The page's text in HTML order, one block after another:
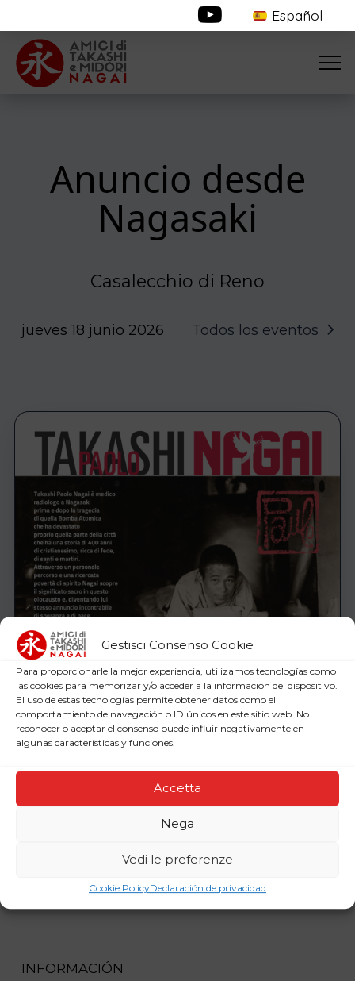
Gestisci Consenso Cookie
Para proporcionarle la mejor experiencia, utilizamos tecnologías como
las cookies para memorizar y/o acceder a la información del dispositivo.
El uso de estas tecnologías permite obtener datos como el
comportamiento de navegación o ID únicos en este sitio web. No
reconocer o aceptar el consenso puede influir negativamente en
algunas características y funciones.
Accetta
Nega
Vedi le preferenze
Cookie PolicyDeclaración de privacidad
Español
Anuncio desde
Nagasaki
Casalecchio di Reno
jueves 18 junio 2026 Todos los eventos
INFORMACIÓN